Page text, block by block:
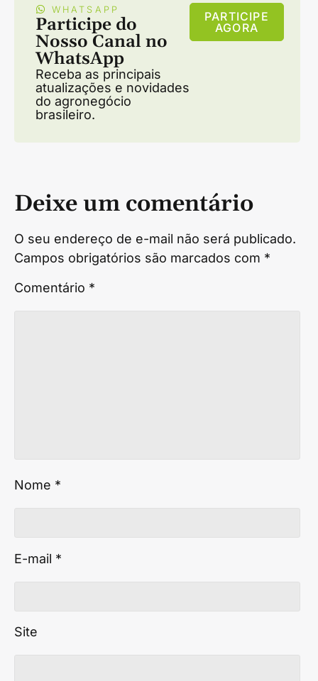
WHATSAPP
Participe do
Nosso Canal no
WhatsApp
Receba as principais
atualizações e novidades
do agronegócio
brasileiro.
PARTICIPE
AGORA
Deixe um comentário
O seu endereço de e-mail não será publicado.
Campos obrigatórios são marcados com *
Comentário *
Nome *
E-mail *
Site